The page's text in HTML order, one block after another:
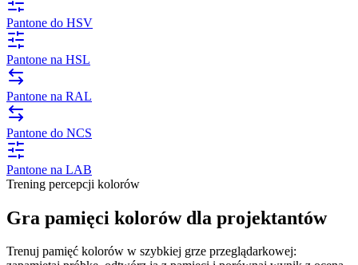
Pantone do HSV
Pantone na HSL
Pantone na RAL
Pantone do NCS
Pantone na LAB
Trening percepcji kolorów
Gra pamięci kolorów dla projektantów
Trenuj pamięć kolorów w szybkiej grze przeglądarkowej: